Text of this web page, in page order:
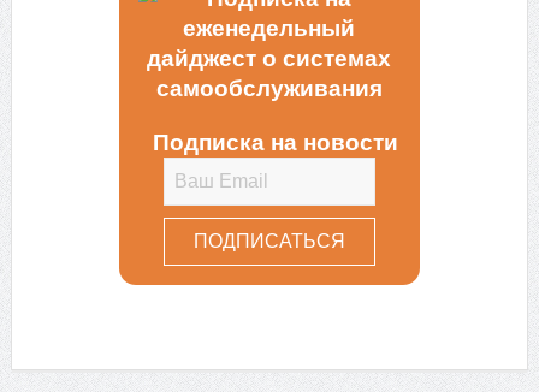
Подписка на новости